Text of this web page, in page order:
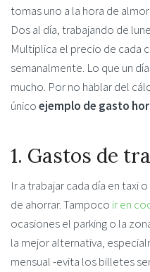
tomas uno a la hora de
Dos al día, trabajando de
Multiplica el precio de cada
semanalmente. Lo que un
mucho. Por no hablar del
únicoejemplo de gasto
1. Gastos de
Ir a trabajar cada día en taxi
de ahorrar. Tampoco ir en
ocasiones el parking o la
la mejor alternativa,
mensual -evita los billetes